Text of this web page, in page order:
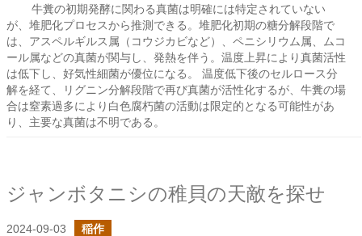
牛糞の初期発酵に関わる真菌は明確には特定されていない
が、堆肥化プロセスから推測できる。堆肥化初期の糖分解段階で
は、アスペルギルス属（コウジカビなど）、ペニシリウム属、ムコ
ール属などの真菌が関与し、発熱を伴う。温度上昇により真菌活性
は低下し、好気性細菌が優位になる。 温度低下後のセルロース分
解を経て、リグニン分解段階で再び真菌が活性化するが、牛糞の場
合は窒素過多により白色腐朽菌の活動は限定的となる可能性があ
り、主要な真菌は不明である。
ジャンボタニシの稚貝の天敵を探せ
2024-09-03 稲作